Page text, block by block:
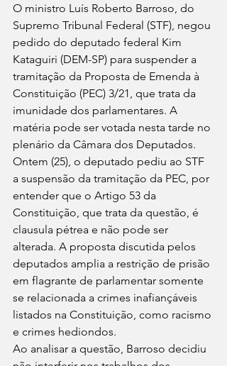
O ministro Luís Roberto Barroso, do
Supremo Tribunal Federal (STF), negou
pedido do deputado federal Kim
Kataguiri (DEM-SP) para suspender a
tramitação da Proposta de Emenda à
Constituição (PEC) 3/21, que trata da
imunidade dos parlamentares. A
matéria pode ser votada nesta tarde no
plenário da Câmara dos Deputados.
Ontem (25), o deputado pediu ao STF
a suspensão da tramitação da PEC, por
entender que o Artigo 53 da
Constituição, que trata da questão, é
clausula pétrea e não pode ser
alterada. A proposta discutida pelos
deputados amplia a restrição de prisão
em flagrante de parlamentar somente
se relacionada a crimes inafiançáveis
listados na Constituição, como racismo
e crimes hediondos.
Ao analisar a questão, Barroso decidiu